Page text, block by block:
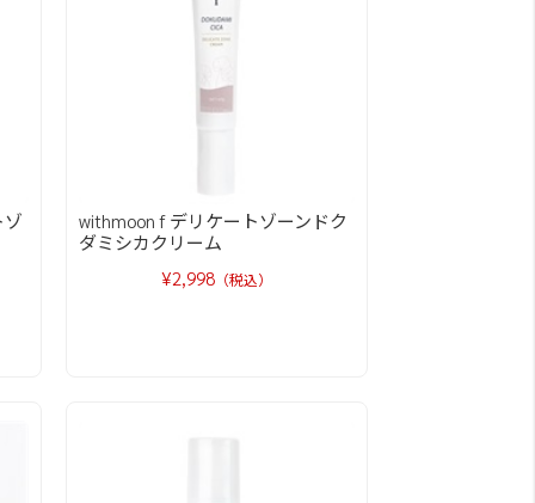
ゾ
withmoon f デリケートゾーンドク
ダミシカクリーム
¥2,998 （税込）